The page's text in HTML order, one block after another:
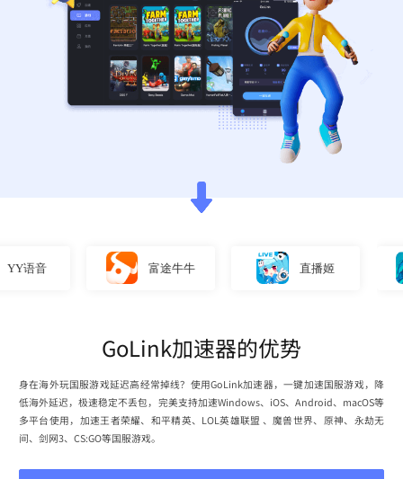
音 富途牛牛 直播姬
GoLink加速器的优势
身在海外玩国服游戏延迟高经常掉线？使用GoLink加速器，一键加速国服游戏，降
低海外延迟，极速稳定不丢包，完美支持加速Windows、iOS、Android、macOS等
多平台使用，加速王者荣耀、和平精英、LOL英雄联盟 、魔兽世界、原神、永劫无
间、剑网3、CS:GO等国服游戏。